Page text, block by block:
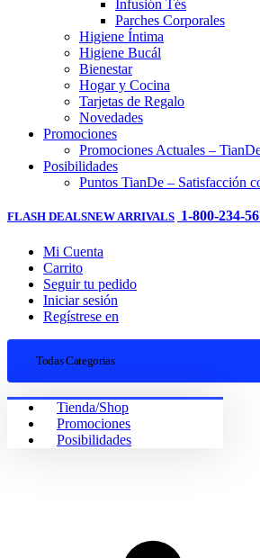
Infusión Tés
Parches Corporales
Higiene Íntima
Higiene Bucál
Bienestar
Hogar y Cocina
Tarjetas de Regalo
Novedades
Promociones
Promociones Actuales –
Posibilidades
Puntos TianDe – Satisfacción
FLASH DEALSNEW ARRIVALS 1-800-234-
Mi Cuenta
Carrito
Seguir tu pedido
Iniciar sesión
Regístrese en
Todas Categorias
Tienda/Shop
Promociones
Posibilidades